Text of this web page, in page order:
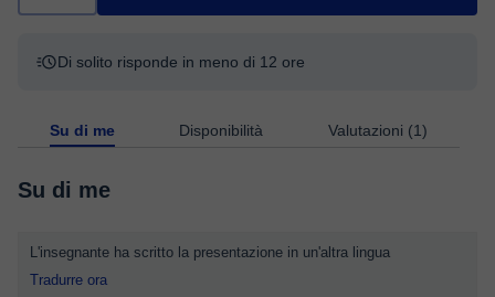
Di solito risponde in meno di 12 ore
Su di me Disponibilità Valutazioni (1)
Su di me
L'insegnante ha scritto la presentazione in un'altra lingua
Tradurre ora